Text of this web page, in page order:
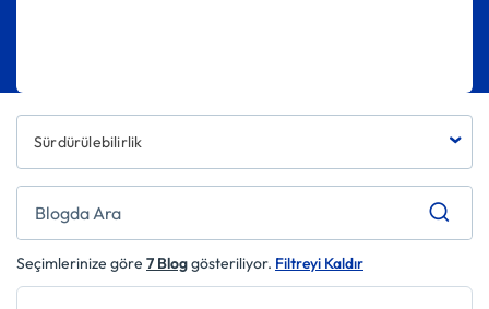
Sürdürülebilirlik
Seçimlerinize göre 7 Bloggösteriliyor. Filtreyi Kaldır